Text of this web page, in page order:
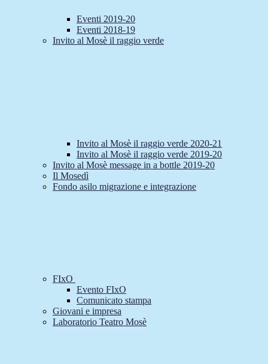
Eventi 2019-20
Eventi 2018-19
Invito al Mosè il raggio verde
Invito al Mosè il raggio verde 2020-21
Invito al Mosè il raggio verde 2019-20
Invito al Mosè message in a bottle 2019-20
Il Mosedì
Fondo asilo migrazione e integrazione
FIxO
Evento FIxO
Comunicato stampa
Giovani e impresa
Laboratorio Teatro Mosè